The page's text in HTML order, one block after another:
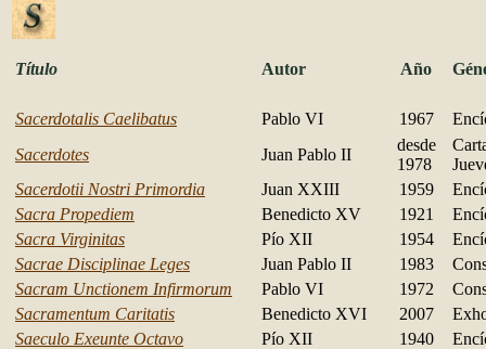
Título Autor Año
Sacerdotalis Caelibatus Pablo VI 1967
Sacerdotes
Juan Pablo II
desde
1978
Sacerdotii Nostri Primordia
Juan XXIII 1959
Sacra Propediem
Benedicto XV 1921
Sacra Virginitas
Pío XII 1954
Sacrae Disciplinae Leges
Juan Pablo II 1983
Sacram Unctionem Infirmorum
Pablo VI 1972
Sacramentum Caritatis
Benedicto XVI 2007
Saeculo Exeunte Octavo
Pío XII 1940